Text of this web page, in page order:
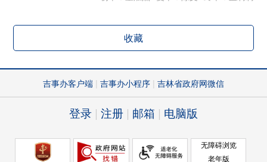
收藏